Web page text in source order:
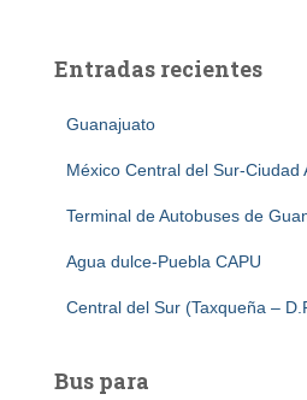
Entradas recientes
Guanajuato
México Central del Sur-Ciudad
Terminal de Autobuses de
Agua dulce-Puebla CAPU
Central del Sur (Taxqueña –
Bus para